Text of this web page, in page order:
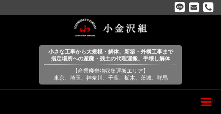
小さな工事から大規模・解体、新築・外構工事まで
指定場所への産廃・残土の代理運搬、手壊し解体
【産業廃棄物収集運搬エリア】
東京、埼玉、神奈川、千葉、栃木、茨城、群馬
Menu